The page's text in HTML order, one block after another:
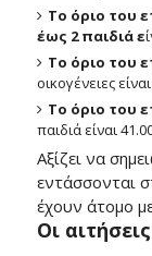
Το όριο του
έως 2 παιδιά ε
Το όριο του
οικογένειες
Το όριο του
παιδιά είναι
Αξίζει να
εντάσσονται
έχουν άτομο
Οι αιτήσεις